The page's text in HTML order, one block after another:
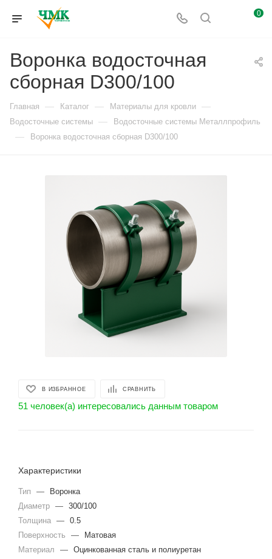
0
Воронка водосточная
сборная D300/100
Главная — Каталог — Материалы для кровли —
Водосточные системы — Водосточные системы Металлпрофиль
— Воронка водосточная сборная D300/100
В ИЗБРАННОЕ СРАВНИТЬ
51 человек(а) интересовались данным товаром
Характеристики
Тип —
Воронка
Диаметр — 300/100
Толщина — 0.5
Поверхность
—
Матовая
Материал
— Оцинкованная сталь и полиуретан